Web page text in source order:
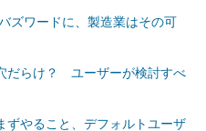
ズワードに、製造業はその可
だらけ？ ユーザーが検討すべ
ずやること、デフォルトユーザ